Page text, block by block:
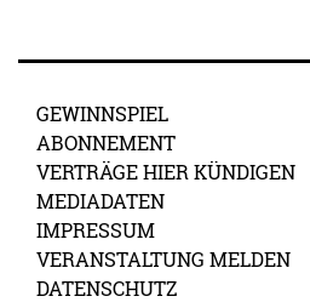
GEWINNSPIEL
ABONNEMENT
VERTRÄGE HIER KÜNDIGEN
MEDIADATEN
IMPRESSUM
VERANSTALTUNG MELDEN
DATENSCHUTZ